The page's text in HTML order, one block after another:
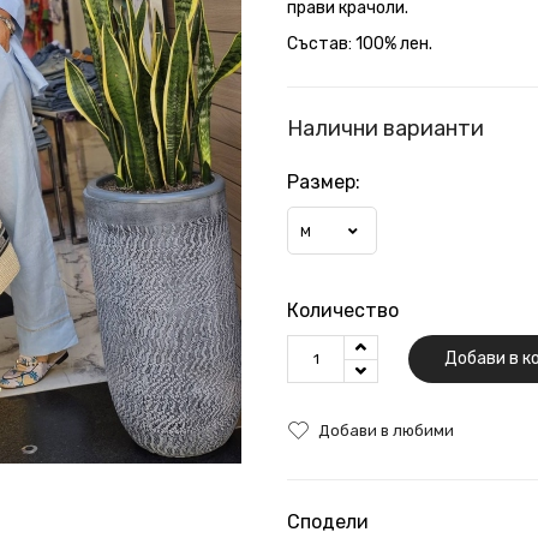
прави крачоли.
Състав: 100% лен.
Налични варианти
Размер:
М
Количество
Добави в
Добави в любими
Сподели